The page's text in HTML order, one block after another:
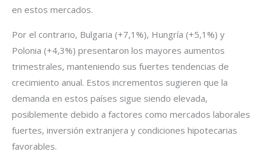
en estos mercados.
Por el contrario, Bulgaria (+7,1%), Hungría (+5,1%) y
Polonia (+4,3%) presentaron los mayores aumentos
trimestrales, manteniendo sus fuertes tendencias de
crecimiento anual. Estos incrementos sugieren que la
demanda en estos países sigue siendo elevada,
posiblemente debido a factores como mercados laborales
fuertes, inversión extranjera y condiciones hipotecarias
favorables.